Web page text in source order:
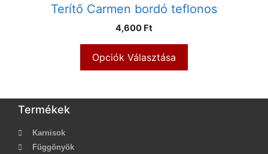
Terítő Carmen bordó teflonos
4,600 Ft
Opciók Választása
Termékek
Karnisok
Függönyök